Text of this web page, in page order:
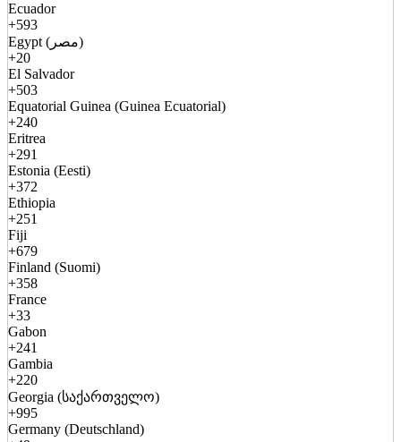
Ecuador
+593
Egypt (مصر)
+20
El Salvador
+503
Equatorial Guinea (Guinea Ecuatorial)
+240
Eritrea
+291
Estonia (Eesti)
+372
Ethiopia
+251
Fiji
+679
Finland (Suomi)
+358
France
+33
Gabon
+241
Gambia
+220
Georgia (საქართველო)
+995
Germany (Deutschland)